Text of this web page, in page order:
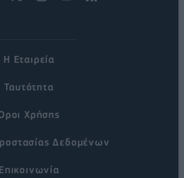
Η Εταιρεία
Ταυτότητα
Χρήσης
Δεδομένων
Επικοινωνία